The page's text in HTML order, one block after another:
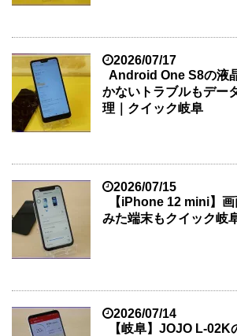
2026/07/17
Android One S8の液
かないトラブルもデー
理｜クイック岐阜
2026/07/15
【iPhone 12 mini】
みた端末もクイック岐
2026/07/14
【岐阜】JOJO L-02K